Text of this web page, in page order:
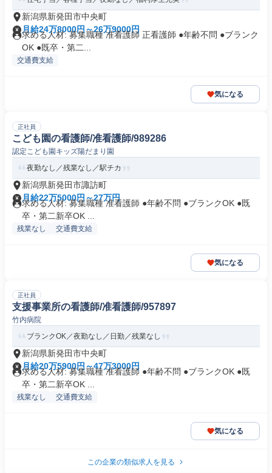
新潟県新発田市中央町
月給24万8000円～26万9000円
求める人材: 募集職種 准看護師 正看護師 ●年齢不問 ●ブランク
OK ●既卒・第二...
交通費支給
気になる
正社員
こども園の看護師/准看護師/989286
認定こども園キッズ陽だまり園
夜勤なし／残業なし／駅チカ
新潟県新発田市諏訪町
月給22万5000円～27万円
求める人材: 募集職種 准看護師 ●年齢不問 ●ブランクOK ●既
卒・第二新卒OK ...
残業なし 交通費支給
気になる
正社員
支援事業所の看護師/准看護師/957897
竹内病院
ブランクOK／夜勤なし／日勤／残業なし
新潟県新発田市中央町
月給20万5900円～47万3000円
求める人材: 募集職種 准看護師 ●年齢不問 ●ブランクOK ●既
卒・第二新卒OK ...
残業なし 交通費支給
気になる
この企業の類似求人を見る